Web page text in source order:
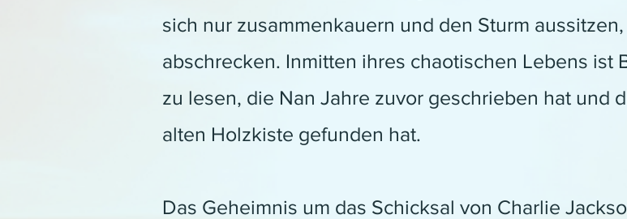
sich nur zusammenkauern und den Sturm
abschrecken. Inmitten ihres chaotischen Lebens ist
zu lesen, die Nan Jahre zuvor geschrieben hat und
alten Holzkiste gefunden hat.
Das Geheimnis um das Schicksal von Charlie